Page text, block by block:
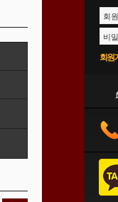
회
비
회원